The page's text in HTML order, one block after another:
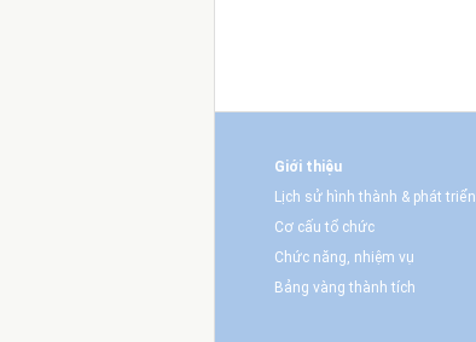
Giới thiệu
Lịch sử hình thành & phát triển
Cơ cấu tổ chức
Chức năng, nhiệm vụ
Bảng vàng thành tích